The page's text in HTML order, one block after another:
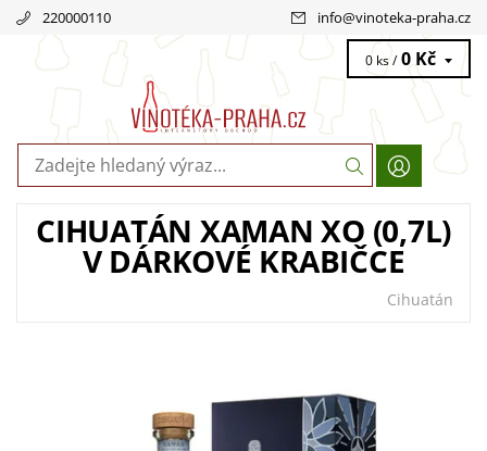
220000110 info@vinoteka-praha.cz
0 ks / 0 Kč
CIHUATÁN XAMAN XO (0,7L)
V DÁRKOVÉ KRABIČCE
Cihuatán